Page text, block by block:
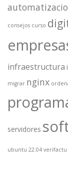
consejos curso
infraestructura
migrar nginx
servidores
ubuntu 22.04 verifactu